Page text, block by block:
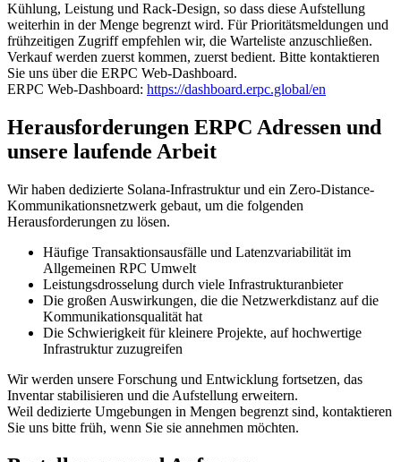
Kühlung, Leistung und Rack-Design, so dass diese Aufstellung
weiterhin in der Menge begrenzt wird. Für Prioritätsmeldungen und
frühzeitigen Zugriff empfehlen wir, die Warteliste anzuschließen.
Verkauf werden zuerst kommen, zuerst bedient. Bitte kontaktieren
Sie uns über die ERPC Web-Dashboard.
ERPC Web-Dashboard: https://dashboard.erpc.global/en
Herausforderungen ERPC Adressen und
unsere laufende Arbeit
Wir haben dedizierte Solana-Infrastruktur und ein Zero-Distance-
Kommunikationsnetzwerk gebaut, um die folgenden
Herausforderungen zu lösen.
Häufige Transaktionsausfälle und Latenzvariabilität im
Allgemeinen RPC Umwelt
Leistungsdrosselung durch viele Infrastrukturanbieter
Die großen Auswirkungen, die die Netzwerkdistanz auf die
Kommunikationsqualität hat
Die Schwierigkeit für kleinere Projekte, auf hochwertige
Infrastruktur zuzugreifen
Wir werden unsere Forschung und Entwicklung fortsetzen, das
Inventar stabilisieren und die Aufstellung erweitern.
Weil dedizierte Umgebungen in Mengen begrenzt sind, kontaktieren
Sie uns bitte früh, wenn Sie sie annehmen möchten.